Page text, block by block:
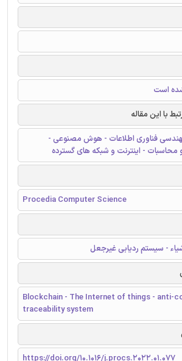
شده است
با این مقاله
فناوری اطلاعات - هوش مصنوعی -
محاسبات - اینترنت و شبکه های گسترده
Procedia Computer Science
- سیستم ردیابی غیرجعل
Blockchain - The Internet of things - anti-
traceability system
https://doi.org/10.1016/j.procs.2022.01.077